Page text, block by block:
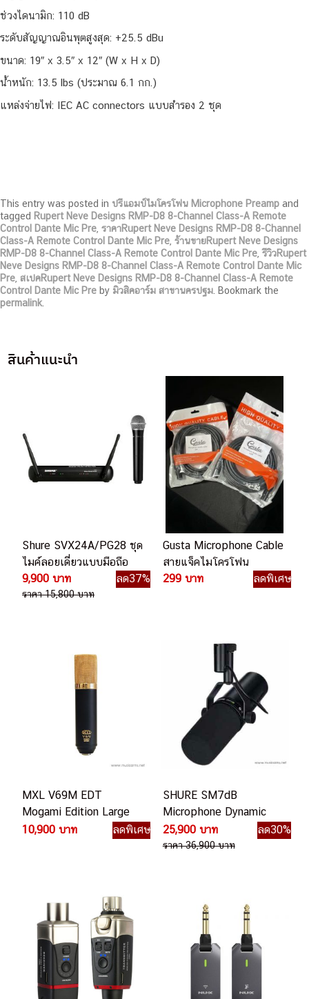
ช่วงไดนามิก: 110 dB
ระดับสัญญาณอินพุตสูงสุด: +25.5 dBu
ขนาด: 19″ x 3.5″ x 12″ (W x H x D)
น้ำหนัก: 13.5 lbs (ประมาณ 6.1 กก.)
แหล่งจ่ายไฟ: IEC AC connectors แบบสำรอง 2 ชุด
This entry was posted in ปรีแอมป์ไมโครโฟน Microphone Preamp and
tagged Rupert Neve Designs RMP-D8 8-Channel Class-A Remote
Control Dante Mic Pre ราคาRupert Neve Designs RMP-D8 8-Channel
Class-A Remote Control Dante Mic Pre ร้านขายRupert Neve Designs
RMP-D8 8-Channel Class-A Remote Control Dante Mic Pre ,รีวิวRupert
Neve Designs RMP-D8 8-Channel Class-A Remote Control Dante Mic
Pre สเปคRupert Neve Designs RMP-D8 8-Channel Class-A Remote
Control Dante Mic Pre by มิวสิคอาร์ม สาขานครปฐม . Bookmark the
permalink
สินค้าแนะนำ
Shure SVX24A/PG28 ชุด
ไมค์ลอยเดี่ยวแบบมือถือ
9,900 บาท
ลด37%
ราคา 15,800 บาท
Gusta Microphone Cable
สายแจ็คไมโครโฟน
299 บาท
ลดพิเศษ
MXL V69M EDT
Mogami Edition Large
Diaphragm Tube
10,900 บาท ลดพิเศษ
SHURE SM7dB
Microphone Dynamic
Built-in Preamp
25,900 บาท ลด30%
ราคา 36,900 บาท